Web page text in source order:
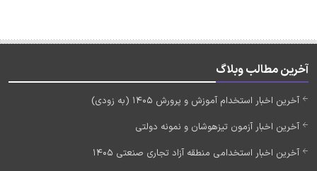
آخرین مطالب وبلاگ
آخرین اخبار استخدام آموزش و پرورش 1405 (به زودی)
آخرین اخبار آزمون تیزهوشان و نمونه دولتی
آخرین اخبار استخدامی منطقه آزاد تجاری صنعتی 1405